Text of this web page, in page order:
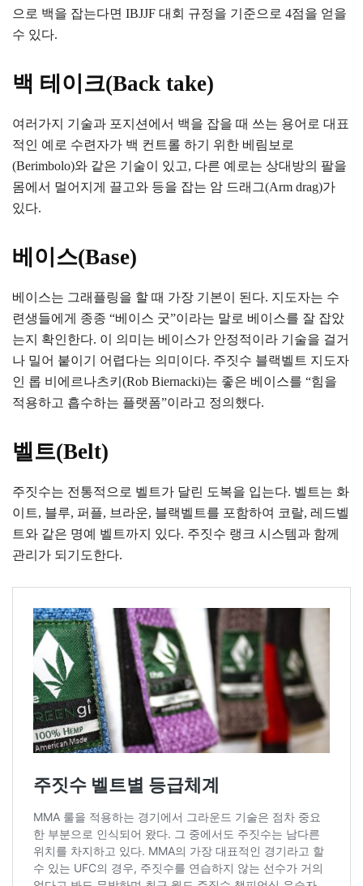
으로 백을 잡는다면 IBJJF 대회 규정을 기준으로 4점을 얻을
수 있다.
백 테이크(Back take)
여러가지 기술과 포지션에서 백을 잡을 때 쓰는 용어로 대표
적인 예로 수련자가 백 컨트롤 하기 위한 베림보로
(Berimbolo)와 같은 기술이 있고, 다른 예로는 상대방의 팔을
몸에서 멀어지게 끌고와 등을 잡는 암 드래그(Arm drag)가
있다.
베이스(Base)
베이스는 그래플링을 할 때 가장 기본이 된다. 지도자는 수
련생들에게 종종 “베이스 굿”이라는 말로 베이스를 잘 잡았
는지 확인한다. 이 의미는 베이스가 안정적이라 기술을 걸거
나 밀어 붙이기 어렵다는 의미이다. 주짓수 블랙벨트 지도자
인 롭 비에르나츠키(Rob Biernacki)는 좋은 베이스를 “힘을
적용하고 흡수하는 플랫폼”이라고 정의했다.
벨트(Belt)
주짓수는 전통적으로 벨트가 달린 도복을 입는다. 벨트는 화
이트, 블루, 퍼플, 브라운, 블랙벨트를 포함하여 코랄, 레드벨
트와 같은 명예 벨트까지 있다. 주짓수 랭크 시스템과 함께
관리가 되기도한다.